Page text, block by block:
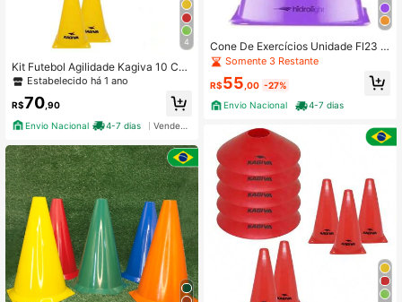
4
Kit Futebol Agilidade Kagiva 10 Con
es – Chapéu + Tartaruga
Estabelecido há 1 ano
R$70 ,90
Envio Nacional
4-7 dias
Cone De Exercícios Unidade Fl23 H
idrolight - Agilidade - Coordenação
Motora - Treinamentos - Atletismo
Somente 3 Restante
R$55 ,00 -27%
Envio Nacional
4-7 dias